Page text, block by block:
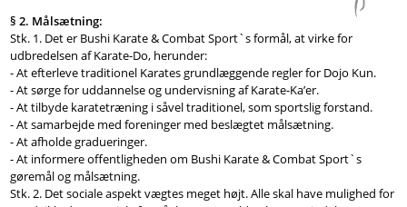
§ 2. Målsætning:
Stk. 1. Det er Bushi Karate & Combat Sport`s formål, at virke for
udbredelsen af Karate-Do, herunder:
- At efterleve traditionel Karates grundlæggende regler for Dojo Kun.
- At sørge for uddannelse og undervisning af Karate-Ka’er.
- At tilbyde karatetræning i såvel traditionel, som sportslig forstand.
- At samarbejde med foreninger med beslægtet målsætning.
- At afholde gradueringer.
- At informere offentligheden om Bushi Karate & Combat Sport`s
gøremål og målsætning.
Stk. 2. Det sociale aspekt vægtes meget højt. Alle skal have mulighed for